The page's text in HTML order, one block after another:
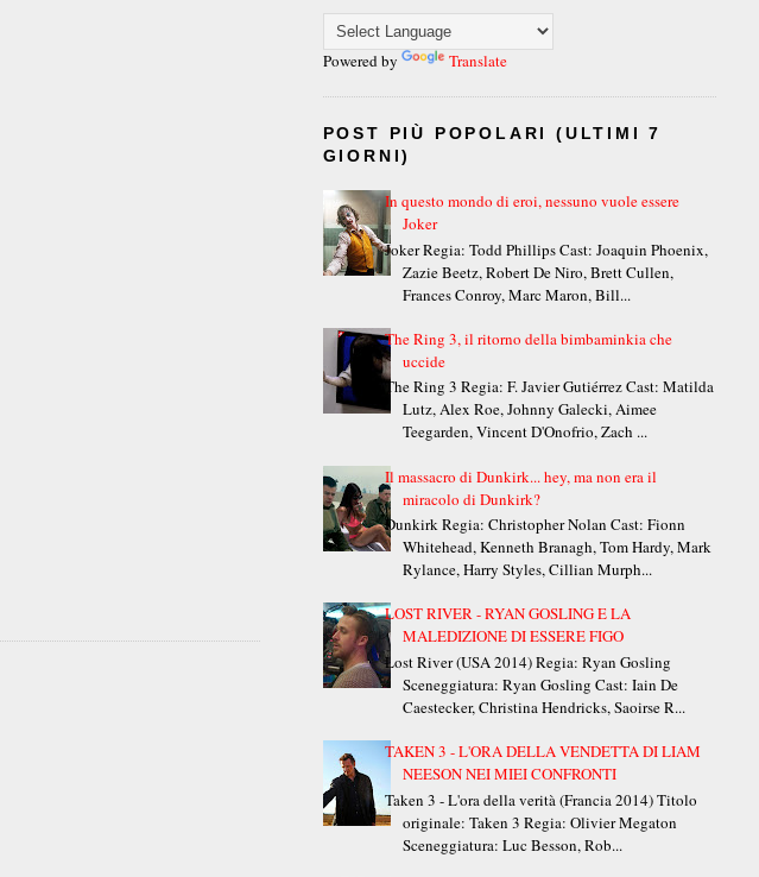
Powered by Translate
POST PIÙ POPOLARI (ULTIMI 7
GIORNI)
In questo mondo di eroi, nessuno vuole essere
Joker
Joker Regia: Todd Phillips Cast: Joaquin Phoenix,
Zazie Beetz, Robert De Niro, Brett Cullen,
Frances Conroy, Marc Maron, Bill...
The Ring 3, il ritorno della bimbaminkia che
uccide
The Ring 3 Regia: F. Javier Gutiérrez Cast: Matilda
Lutz, Alex Roe, Johnny Galecki, Aimee
Teegarden, Vincent D'Onofrio, Zach ...
Il massacro di Dunkirk... hey, ma non era il
miracolo di Dunkirk?
Dunkirk Regia: Christopher Nolan Cast: Fionn
Whitehead, Kenneth Branagh, Tom Hardy, Mark
Rylance, Harry Styles, Cillian Murph...
LOST RIVER - RYAN GOSLING E LA
MALEDIZIONE DI ESSERE FIGO
Lost River (USA 2014) Regia: Ryan Gosling
Sceneggiatura: Ryan Gosling Cast: Iain De
Caestecker, Christina Hendricks, Saoirse R...
TAKEN 3 - L'ORA DELLA VENDETTA DI LIAM
NEESON NEI MIEI CONFRONTI
Taken 3 - L'ora della verità (Francia 2014) Titolo
originale: Taken 3 Regia: Olivier Megaton
Sceneggiatura: Luc Besson, Rob...